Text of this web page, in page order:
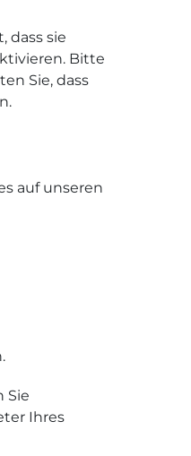
dass sie
Bitte
Sie, dass
auf unseren
Sie
Ihres